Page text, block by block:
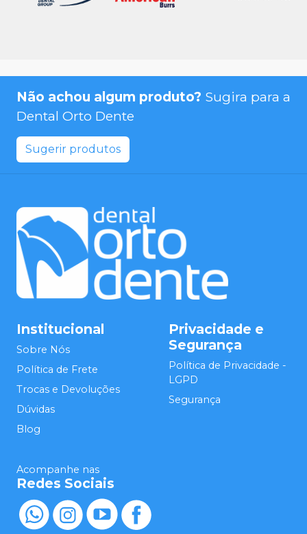
Não achou algum produto? Sugira para a
Dental Orto Dente
Sugerir produtos
Institucional
Sobre Nós
Política de Frete
Trocas e Devoluções
Dúvidas
Blog
Privacidade e
Segurança
Política de Privacidade -
LGPD
Segurança
Acompanhe nas
Redes Sociais